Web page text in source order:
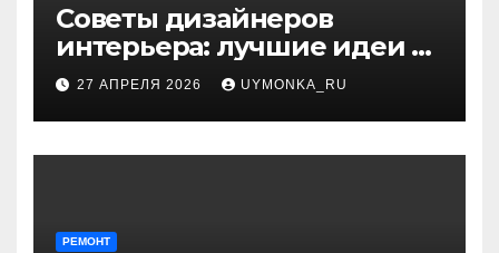
Советы дизайнеров
интерьера: лучшие идеи и
профессиональные
секреты оформления
27 АПРЕЛЯ 2026 UYMONKA_RU
РЕМОНТ